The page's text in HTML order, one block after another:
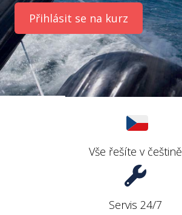
Přihlásit se na kurz
Vše řešíte v češtině
Servis 24/7